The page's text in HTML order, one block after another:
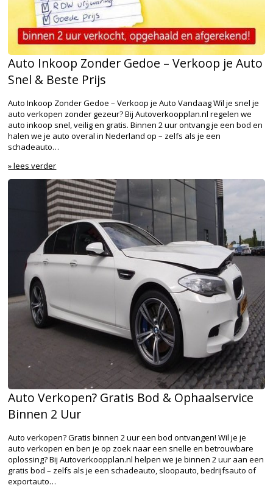
Auto Inkoop Zonder Gedoe – Verkoop je Auto
Snel & Beste Prijs
Auto Inkoop Zonder Gedoe – Verkoop je Auto Vandaag Wil je snel je
auto verkopen zonder gezeur? Bij Autoverkoopplan.nl regelen we
auto inkoop snel, veilig en gratis. Binnen 2 uur ontvang je een bod en
halen we je auto overal in Nederland op – zelfs als je een
schadeauto…
» lees verder
Auto Verkopen? Gratis Bod & Ophaalservice
Binnen 2 Uur
Auto verkopen? Gratis binnen 2 uur een bod ontvangen! Wil je je
auto verkopen en ben je op zoek naar een snelle en betrouwbare
oplossing? Bij Autoverkoopplan.nl helpen we je binnen 2 uur aan een
gratis bod – zelfs als je een schadeauto, sloopauto, bedrijfsauto of
exportauto…